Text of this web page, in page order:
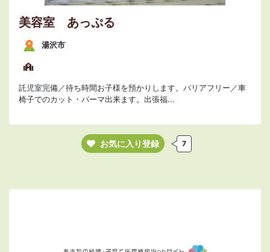
美容室 あっぷる
湯沢市
託児室完備／待ち時間お子様を預かりします。バリアフリー／車
椅子でのカット・パーマ出来ます。出張福...
お気に入り登録 7